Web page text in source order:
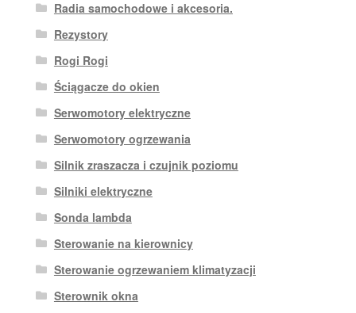
Radia samochodowe i akcesoria.
Rezystory
Rogi Rogi
Ściągacze do okien
Serwomotory elektryczne
Serwomotory ogrzewania
Silnik zraszacza i czujnik poziomu
Silniki elektryczne
Sonda lambda
Sterowanie na kierownicy
Sterowanie ogrzewaniem klimatyzacji
Sterownik okna